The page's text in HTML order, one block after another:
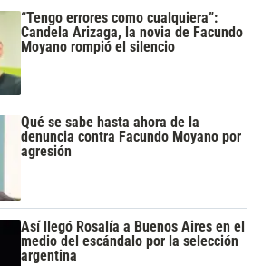
“Tengo errores como cualquiera”:
Candela Arizaga, la novia de Facundo
Moyano rompió el silencio
Qué se sabe hasta ahora de la
denuncia contra Facundo Moyano por
agresión
Así llegó Rosalía a Buenos Aires en el
medio del escándalo por la selección
argentina